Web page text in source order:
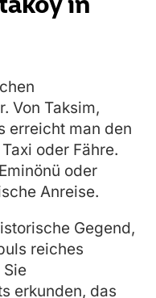
Von Taksim,
erreicht man den
oder Fähre.
oder
Anreise.
Gegend,
reiches
erkunden, das